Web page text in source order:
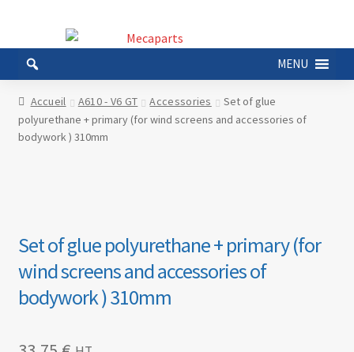
la
navigation
au
contenu
MENU
Accueil A610 - V6 GT Accessories
Set of glue
polyurethane + primary (for wind screens and accessories of
bodywork ) 310mm
Set of glue polyurethane + primary (for
wind screens and accessories of
bodywork ) 310mm